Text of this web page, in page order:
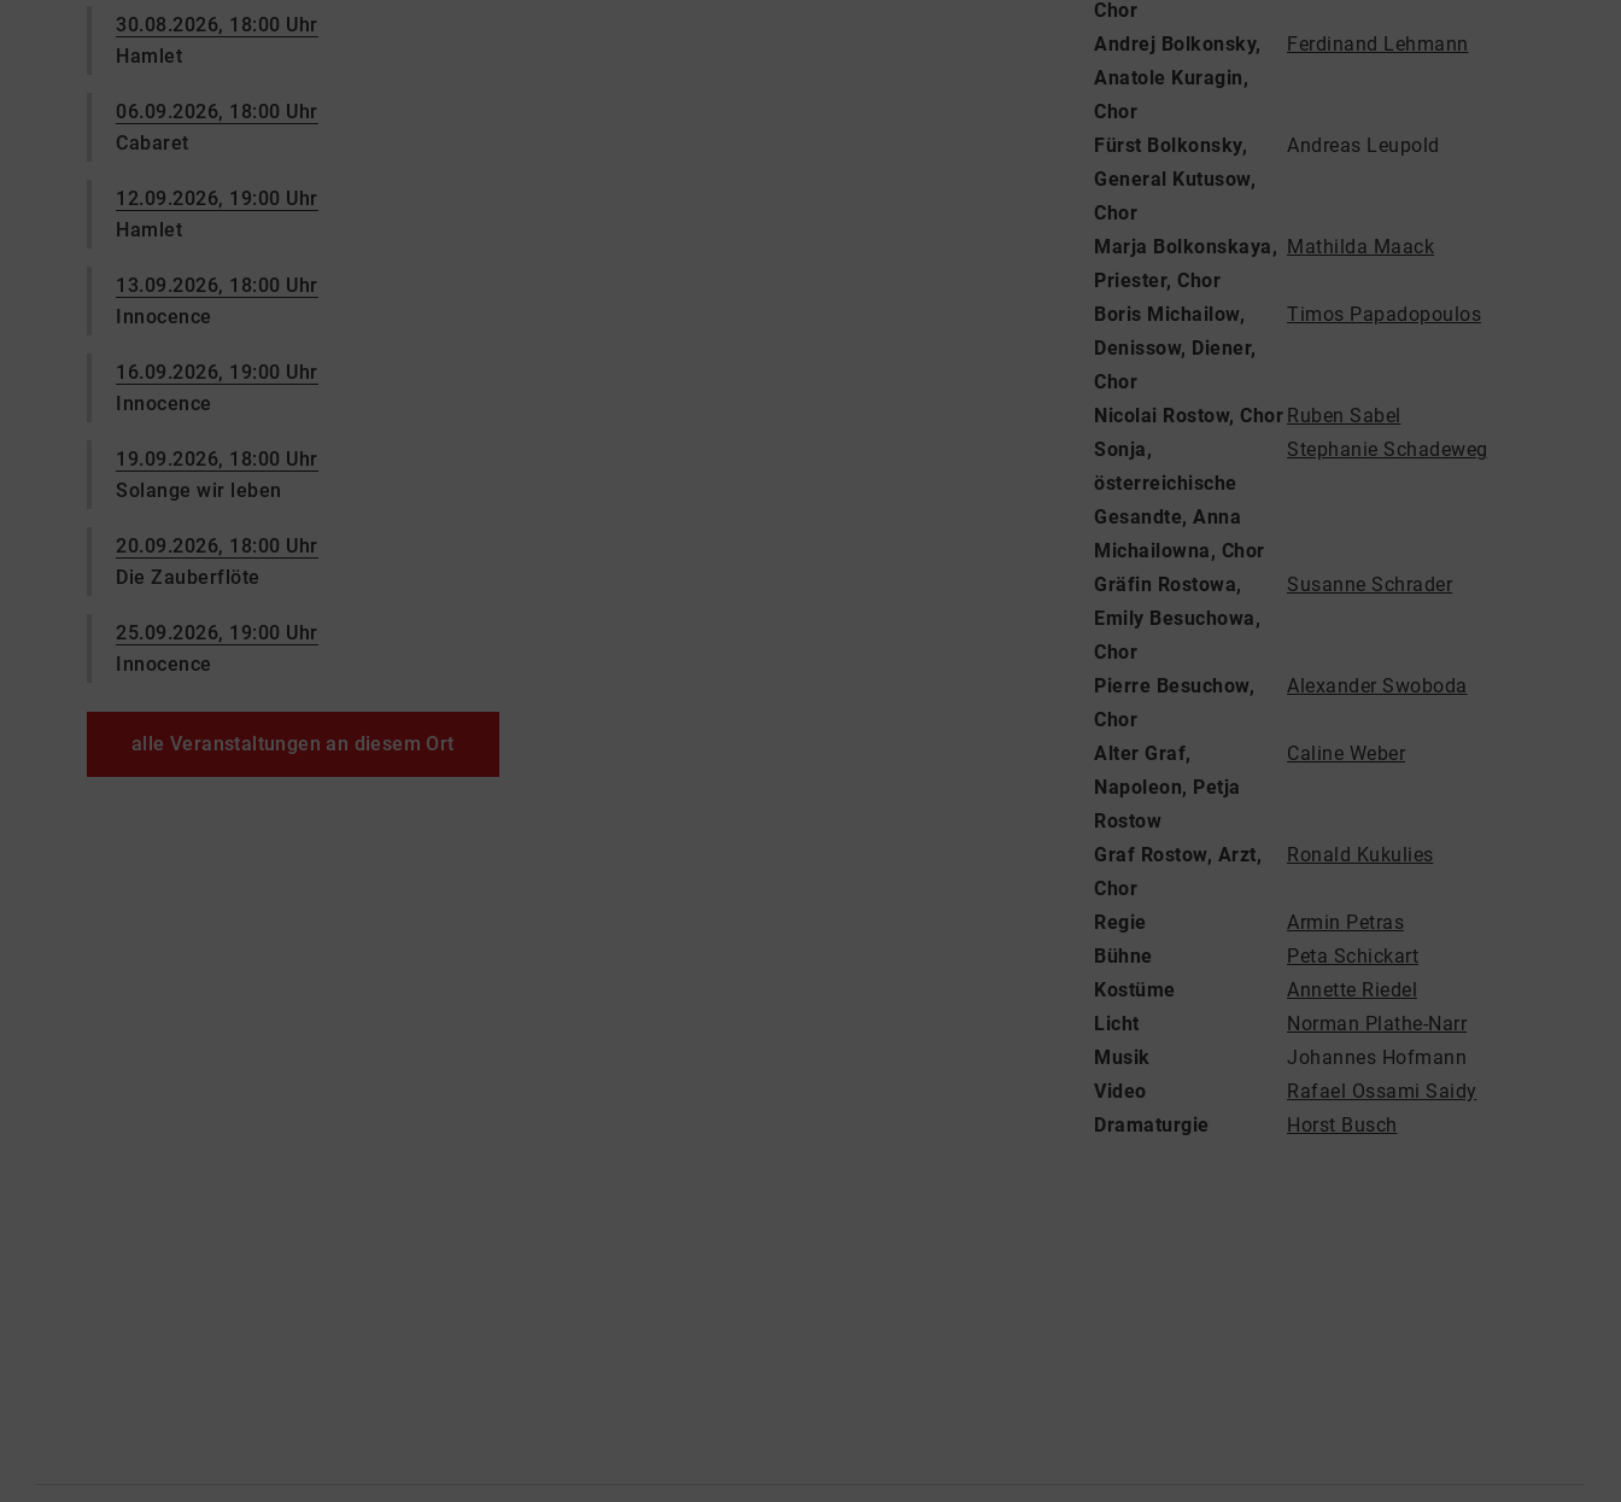
30.08.2026, 18:00 Uhr
Hamlet
06.09.2026, 18:00 Uhr
Cabaret
12.09.2026, 19:00 Uhr
Hamlet
13.09.2026, 18:00 Uhr
Innocence
16.09.2026, 19:00 Uhr
Innocence
19.09.2026, 18:00 Uhr
Solange wir leben
20.09.2026, 18:00 Uhr
Die Zauberflöte
25.09.2026, 19:00 Uhr
Innocence
alle Veranstaltungen an diesem Ort
Chor
Andrej Bolkonsky,
Anatole Kuragin,
Chor
Ferdinand Lehmann
Fürst Bolkonsky,
General Kutusow,
Chor
Andreas Leupold
Marja Bolkonskaya,
Priester, Chor
Mathilda Maack
Boris Michailow,
Denissow, Diener,
Chor
Timos Papadopoulos
Nicolai Rostow, Chor Ruben Sabel
Sonja,
österreichische
Gesandte, Anna
Michailowna, Chor
Stephanie Schadeweg
Gräfin Rostowa,
Emily Besuchowa,
Chor
Susanne Schrader
Pierre Besuchow,
Chor
Alexander Swoboda
Alter Graf,
Napoleon, Petja
Rostow
Caline Weber
Graf Rostow, Arzt,
Chor
Ronald Kukulies
Regie
Armin Petras
Bühne
Peta Schickart
Kostüme
Annette Riedel
Licht
Norman Plathe-Narr
Musik
Johannes Hofmann
Video
Rafael Ossami Saidy
Dramaturgie
Horst Busch